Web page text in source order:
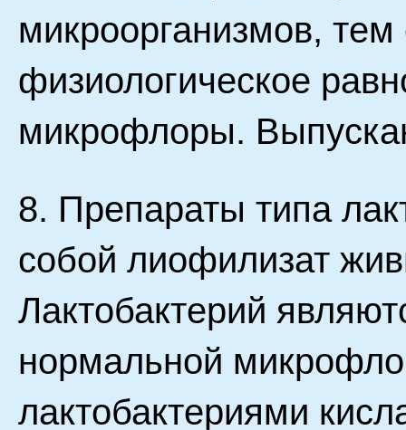
микроорганизмов,
физиологическое
микрофлоры.
8. Препараты типа
собой лиофилизат
Лактобактерий
нормальной
лактобактериями